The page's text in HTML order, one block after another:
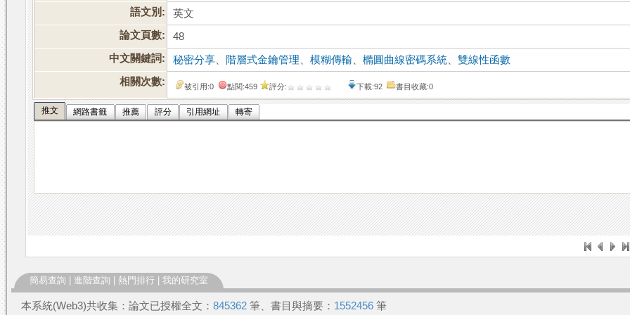
語文別:
英文
論文頁數:
48
中文關鍵詞:
秘密分享 階層式金鑰管理 、模糊傳輸 、橢圓曲線密碼系統 、雙線性函數
相關次數:
被引用:0 點閱:459 評分: 下載:92 書目收藏:0
推文 網路書籤 推薦 評分 引用網址 轉寄
簡易查詢 進階查詢 熱門排行 我的研究室
本系統(Web3)共收集：論文已授權全文： 845362 筆、書目與摘要： 1552456 筆